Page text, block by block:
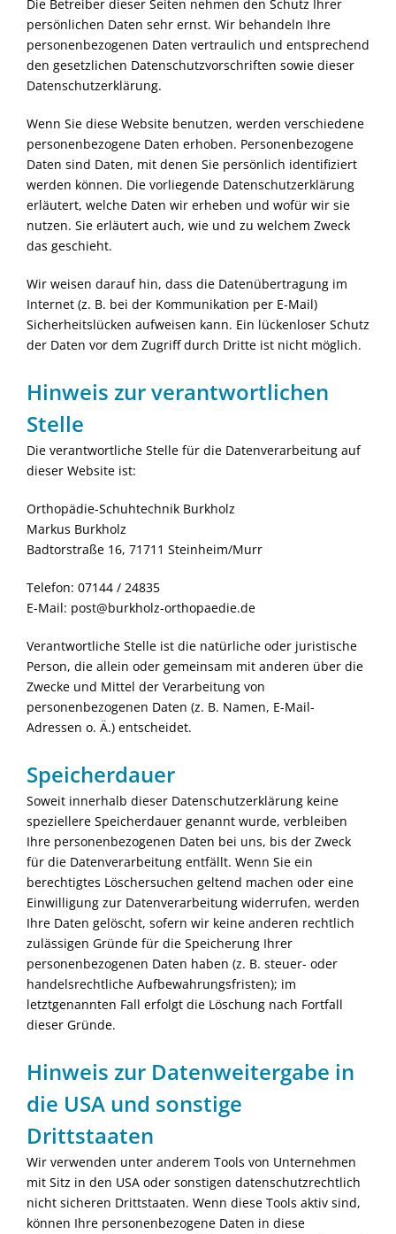
Die Betreiber dieser Seiten nehmen den Schutz Ihrer
persönlichen Daten sehr ernst. Wir behandeln Ihre
personenbezogenen Daten vertraulich und entsprechend
den gesetzlichen Datenschutzvorschriften sowie dieser
Datenschutzerklärung.
Wenn Sie diese Website benutzen, werden verschiedene
personenbezogene Daten erhoben. Personenbezogene
Daten sind Daten, mit denen Sie persönlich identifiziert
werden können. Die vorliegende Datenschutzerklärung
erläutert, welche Daten wir erheben und wofür wir sie
nutzen. Sie erläutert auch, wie und zu welchem Zweck
das geschieht.
Wir weisen darauf hin, dass die Datenübertragung im
Internet (z. B. bei der Kommunikation per E-Mail)
Sicherheitslücken aufweisen kann. Ein lückenloser Schutz
der Daten vor dem Zugriff durch Dritte ist nicht möglich.
Hinweis zur verantwortlichen
Stelle
Die verantwortliche Stelle für die Datenverarbeitung auf
dieser Website ist:
Orthopädie-Schuhtechnik Burkholz
Markus Burkholz
Badtorstraße 16, 71711 Steinheim/Murr
Telefon: 07144 / 24835
E-Mail: post@burkholz-orthopaedie.de
Verantwortliche Stelle ist die natürliche oder juristische
Person, die allein oder gemeinsam mit anderen über die
Zwecke und Mittel der Verarbeitung von
personenbezogenen Daten (z. B. Namen, E-Mail-
Adressen o. Ä.) entscheidet.
Speicherdauer
Soweit innerhalb dieser Datenschutzerklärung keine
speziellere Speicherdauer genannt wurde, verbleiben
Ihre personenbezogenen Daten bei uns, bis der Zweck
für die Datenverarbeitung entfällt. Wenn Sie ein
berechtigtes Löschersuchen geltend machen oder eine
Einwilligung zur Datenverarbeitung widerrufen, werden
Ihre Daten gelöscht, sofern wir keine anderen rechtlich
zulässigen Gründe für die Speicherung Ihrer
personenbezogenen Daten haben (z. B. steuer- oder
handelsrechtliche Aufbewahrungsfristen); im
letztgenannten Fall erfolgt die Löschung nach Fortfall
dieser Gründe.
Hinweis zur Datenweitergabe in
die USA und sonstige
Drittstaaten
Wir verwenden unter anderem Tools von Unternehmen
mit Sitz in den USA oder sonstigen datenschutzrechtlich
nicht sicheren Drittstaaten. Wenn diese Tools aktiv sind,
können Ihre personenbezogene Daten in diese